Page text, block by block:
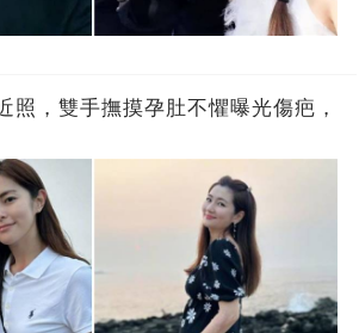
照，雙手撫摸孕肚不懼曝光傷疤，